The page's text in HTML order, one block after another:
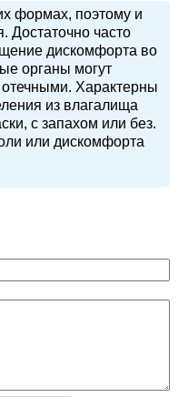
формах, поэтому и
Достаточно часто
дискомфорта во
органы могут
Характерны
из влагалища
с запахом или без.
или дискомфорта